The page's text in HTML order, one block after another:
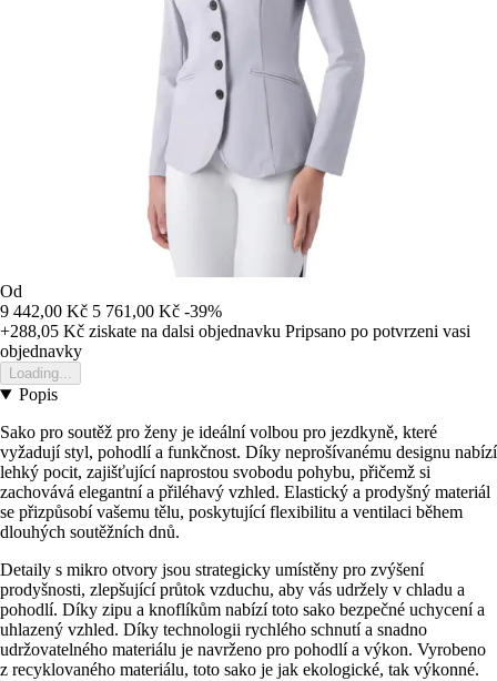
Od
9 442,00 Kč 5 761,00 Kč -39%
+288,05 Kč ziskate na dalsi objednavku Pripsano po potvrzeni vasi
objednavky
Loading...
Popis
Sako pro soutěž pro ženy je ideální volbou pro jezdkyně, které
vyžadují styl, pohodlí a funkčnost. Díky neprošívanému designu nabízí
lehký pocit, zajišťující naprostou svobodu pohybu, přičemž si
zachovává elegantní a přiléhavý vzhled. Elastický a prodyšný materiál
se přizpůsobí vašemu tělu, poskytující flexibilitu a ventilaci během
dlouhých soutěžních dnů.
Detaily s mikro otvory jsou strategicky umístěny pro zvýšení
prodyšnosti, zlepšující průtok vzduchu, aby vás udržely v chladu a
pohodlí. Díky zipu a knoflíkům nabízí toto sako bezpečné uchycení a
uhlazený vzhled. Díky technologii rychlého schnutí a snadno
udržovatelného materiálu je navrženo pro pohodlí a výkon. Vyrobeno
z recyklovaného materiálu, toto sako je jak ekologické, tak výkonné.